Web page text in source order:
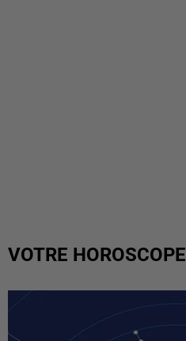
VOTRE HOROSCOPE